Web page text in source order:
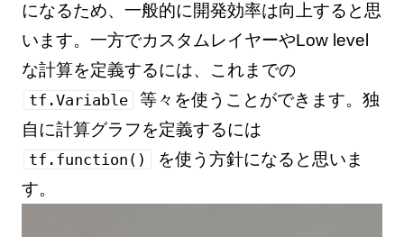
になるため、一般的に開発効率は向上すると思
います。一方でカスタムレイヤーやLow level
な計算を定義するには、これまでの
tf.Variable
等々を使うことができます。独
自に計算グラフを定義するには
tf.function()
を使う方針になると思いま
す。